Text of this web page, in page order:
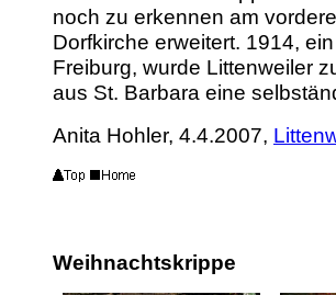
noch zu erkennen am
Dorfkirche erweitert. 1914,
Freiburg, wurde Littenweiler
aus St. Barbara eine
Anita Hohler, 4.4.2007,
Weihnachtskrippe